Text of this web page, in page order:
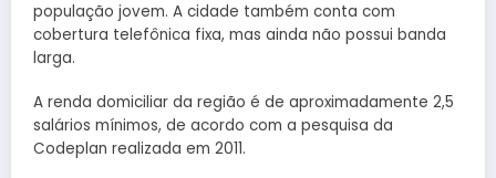
população jovem. A cidade também conta com
cobertura telefônica fixa, mas ainda não possui banda
larga.
A renda domiciliar da região é de aproximadamente 2,5
salários mínimos, de acordo com a pesquisa da
Codeplan realizada em 2011.